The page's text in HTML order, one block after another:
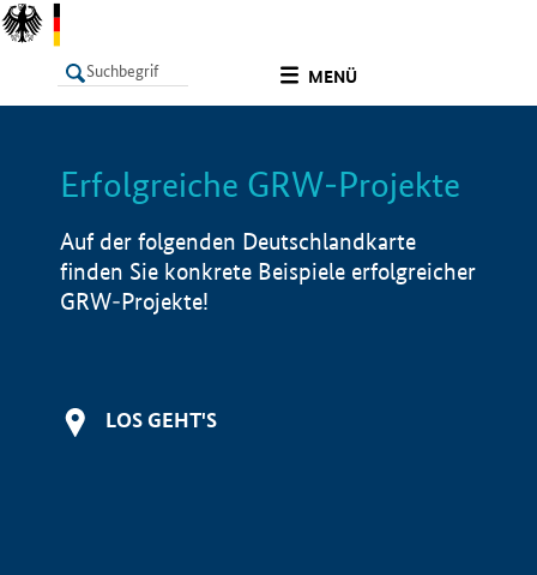
MENÜ
LISTE Info
Erfolgreiche GRW-Projekte
Auf der folgenden Deutschlandkarte
finden Sie konkrete Beispiele erfolgreicher
GRW-Projekte!
LOS GEHT'S